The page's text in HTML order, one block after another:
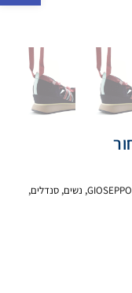
GIOSEPPO
, נשים, סנדלים,